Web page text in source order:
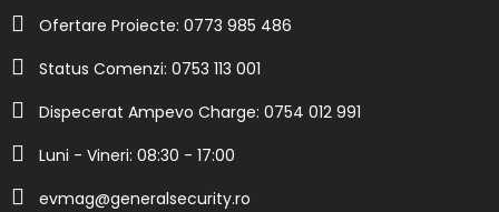
Ofertare Proiecte: 0773 985 486
Status Comenzi: 0753 113 001
Dispecerat Ampevo Charge: 0754 012 991
Luni - Vineri: 08:30 - 17:00
evmag@generalsecurity.ro